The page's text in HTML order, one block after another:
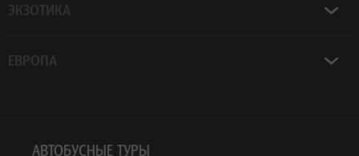
ЭКЗОТИКА
ЕВРОПА
АВТОБУСНЫЕ ТУРЫ